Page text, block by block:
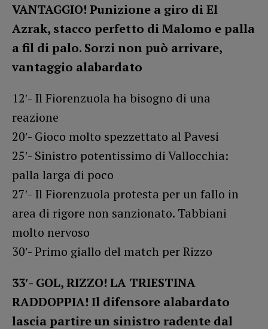
VANTAGGIO! Punizione a giro di El
Azrak, stacco perfetto di Malomo e palla
a fil di palo. Sorzi non può arrivare,
vantaggio alabardato
12′- Il Fiorenzuola ha bisogno di una
reazione
20′- Gioco molto spezzettato al Pavesi
25′- Sinistro potentissimo di Vallocchia:
palla larga di poco
27′- Il Fiorenzuola protesta per un fallo in
area di rigore non sanzionato. Tabbiani
molto nervoso
30′- Primo giallo del match per Rizzo
33′- GOL, RIZZO! LA TRIESTINA
RADDOPPIA! Il difensore alabardato
lascia partire un sinistro radente dal